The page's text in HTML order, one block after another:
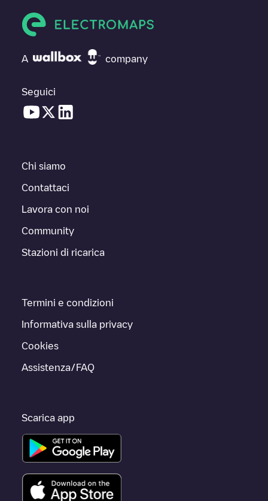
A company
Seguici
Chi siamo
Contattaci
Lavora con noi
Community
Stazioni di ricarica
Termini e condizioni
Informativa sulla privacy
Cookies
Assistenza/FAQ
Scarica app